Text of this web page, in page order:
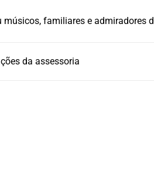
músicos, familiares e
da assessoria